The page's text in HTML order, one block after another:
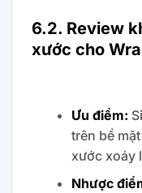
6.2. Review
xước cho
Ưu điểm:
trên bề
xước xoáy
Nhược